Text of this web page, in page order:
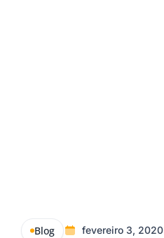
Blog fevereiro 3, 2020